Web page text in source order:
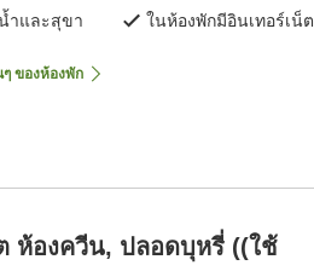
ำและสุขา ในห้องพักมีอินเทอร์เน็ต
ๆ ของห้องพัก
ห้องควีน, ปลอดบุหรี่ ((ใช้